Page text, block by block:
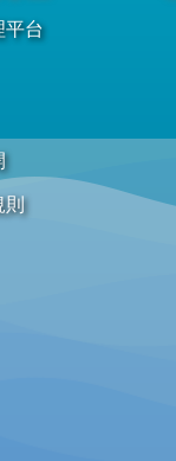
平台
則